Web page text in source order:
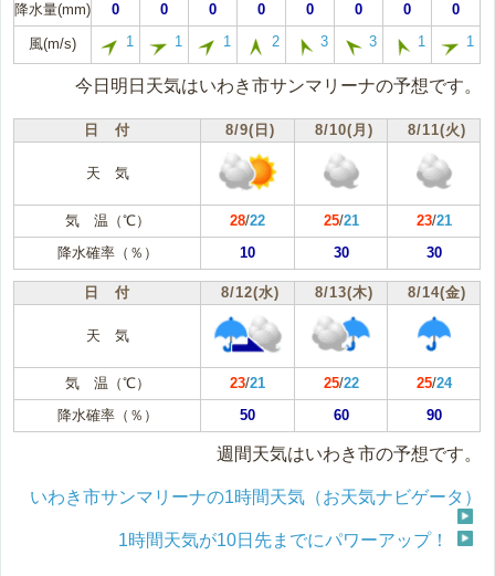
降水量(mm)
0 0 0 0 0 0 0 0
風(m/s) 1 1 1 2 3 3 1 1
今日明日天気はいわき市サンマリーナの予想です。
日 付 8/9(日) 8/10(月) 8/11(火)
天 気
気 温（℃） 28/22 25/21 23/21
降水確率（％）
10 30 30
日 付 8/12(水) 8/13(木) 8/14(金)
天 気
気 温（℃） 23/21 25/22 25/24
降水確率（％）
50 60 90
週間天気はいわき市の予想です。
いわき市サンマリーナの1時間天気（お天気ナビゲータ）
1時間天気が10日先までにパワーアップ！